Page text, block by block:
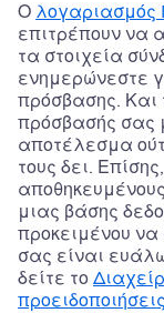
Ο λογαριασμός
επιτρέπουν να
τα στοιχεία
ενημερώνεστε
πρόσβασης. Και
πρόσβασής σας
αποτέλεσμα
τους δει.
μιας βάσης
προκειμένου
σας είναι
δείτε το